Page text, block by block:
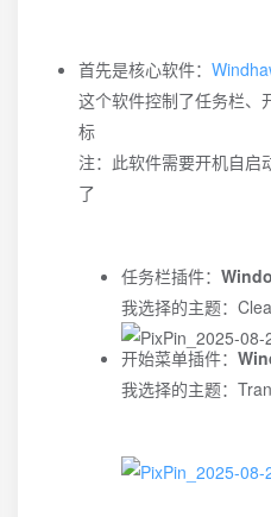
首先是核心软件：
这个软件控制了任务栏、
标
注：此软件需要开机自启
了
任务栏插件：
我选择的主题：
开始菜单插件：
我选择的主题：